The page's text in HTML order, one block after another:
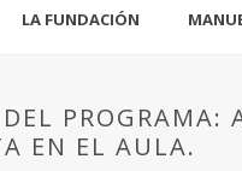
LA FUNDACIÓN
PROGRAMA:
EN EL AULA.